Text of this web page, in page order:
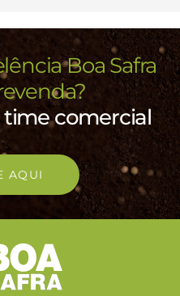
Boa Safra
time comercial
AQUI